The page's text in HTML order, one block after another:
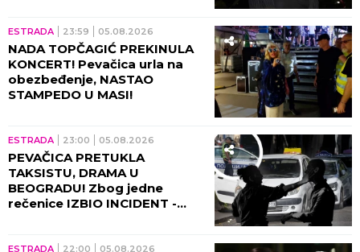
ESTRADA 23:59 05.08.2026
NADA TOPČAGIĆ PREKINULA
KONCERT! Pevačica urla na
obezbeđenje, NASTAO
STAMPEDO U MASI!
ESTRADA 23:00 05.08.2026
PEVAČICA PRETUKLA
TAKSISTU, DRAMA U
BEOGRADU! Zbog jedne
rečenice IZBIO INCIDENT -
ESTRADA 22:00 05.08.2026